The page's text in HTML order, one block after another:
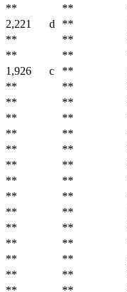
** **
2,221 d **
** **
** **
1,926 c **
** **
** **
** **
** **
** **
** **
** **
** **
** **
** **
** **
** **
** **